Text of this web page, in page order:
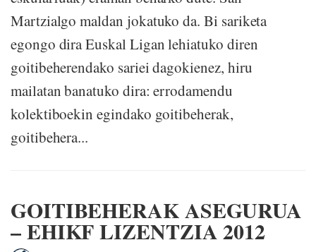
Martzialgo maldan jokatuko da. Bi sariketa
egongo dira Euskal Ligan lehiatuko diren
goitibeherendako sariei dagokienez, hiru
mailatan banatuko dira: errodamendu
kolektiboekin egindako goitibeherak,
goitibehera...
GOITIBEHERAK ASEGURUA
– EHIKF LIZENTZIA 2012